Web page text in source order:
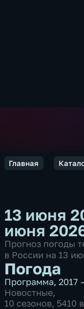
Главная
13 июня
июня
Прогноз погоды
в России на 13
Погода
Программа,2017
Новостные,
10 сезонов, 5410